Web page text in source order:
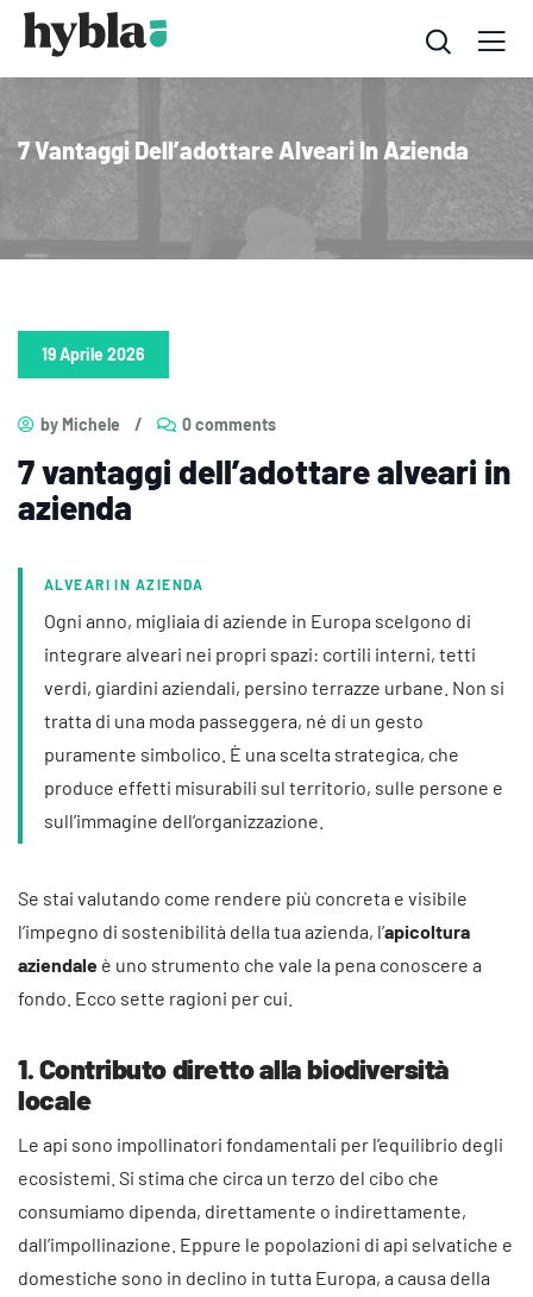
7 Vantaggi Dell’adottare Alveari In Azienda
19 Aprile 2026
by Michele / 0 comments
7 vantaggi dell’adottare alveari in
azienda
ALVEARI IN AZIENDA
Ogni anno, migliaia di aziende in Europa scelgono di
integrare alveari nei propri spazi: cortili interni, tetti
verdi, giardini aziendali, persino terrazze urbane. Non si
tratta di una moda passeggera, né di un gesto
puramente simbolico. È una scelta strategica, che
produce effetti misurabili sul territorio, sulle persone e
sull’immagine dell’organizzazione.
Se stai valutando come rendere più concreta e visibile
l’impegno di sostenibilità della tua azienda, l’apicoltura
aziendale è uno strumento che vale la pena conoscere a
fondo. Ecco sette ragioni per cui.
1. Contributo diretto alla biodiversità
locale
Le api sono impollinatori fondamentali per l’equilibrio degli
ecosistemi. Si stima che circa un terzo del cibo che
consumiamo dipenda, direttamente o indirettamente,
dall’impollinazione. Eppure le popolazioni di api selvatiche e
domestiche sono in declino in tutta Europa, a causa della